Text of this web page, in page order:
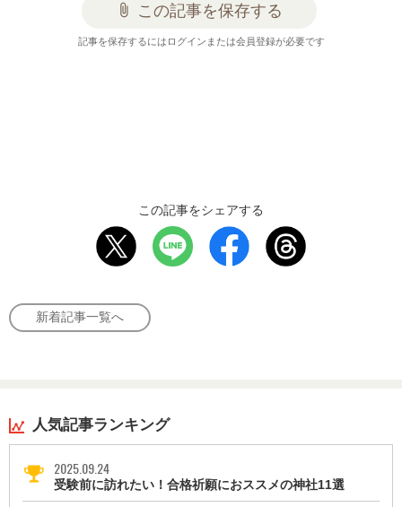
attach_file この記事を保存する
記事を保存するにはログインまたは会員登録が必要です
この記事をシェアする
新着記事一覧へ
人気記事ランキング
2025.09.24
受験前に訪れたい！合格祈願におススメの神社11選